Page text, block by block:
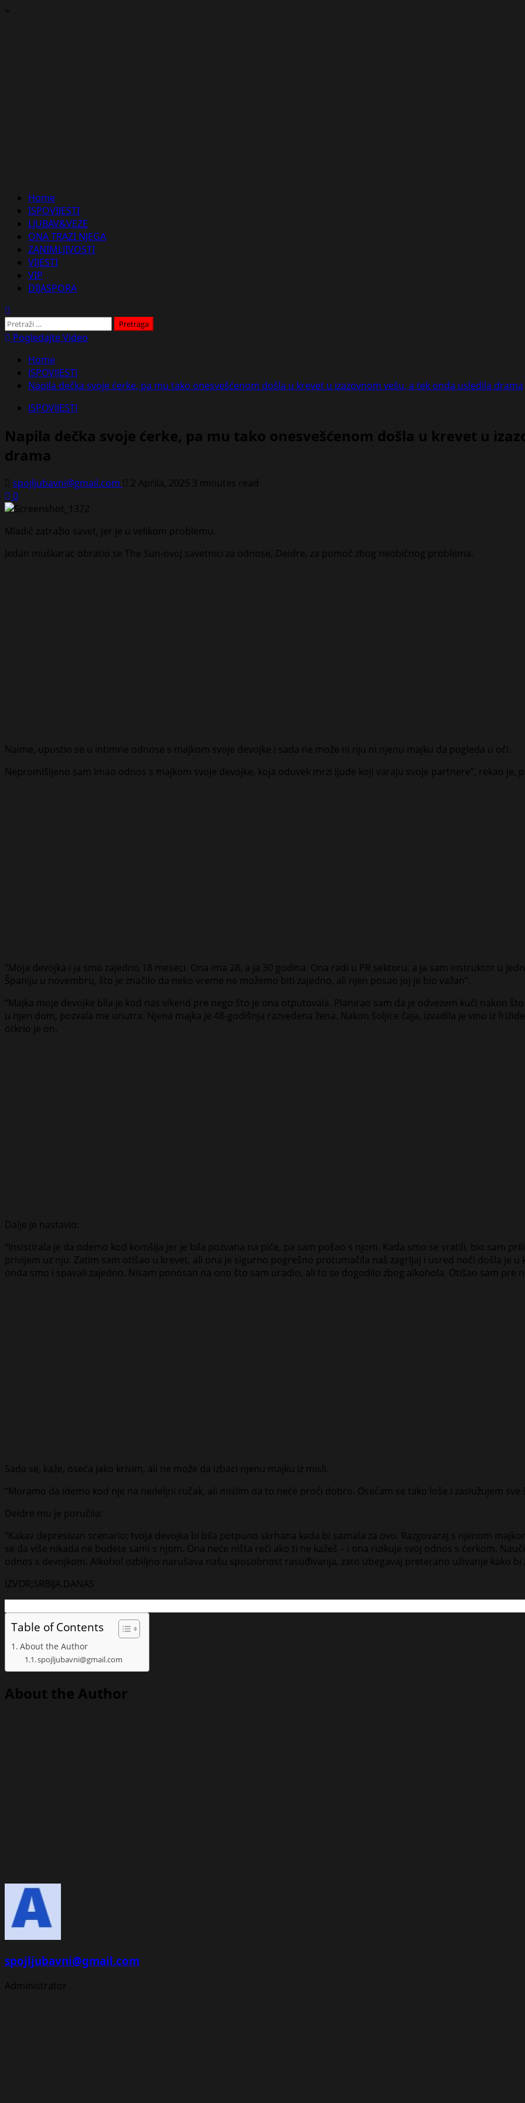
Skip
=
Primary
Menu
Home
ISPOVIJESTI
LJUBAV&VEZE
ONA TRAZI NJEGA
ZANIMLJIVOSTI
VIJESTI
VIP
DIJASPORA
Pretraga:
Pogledajte Video
Home
ISPOVIJESTI
Napila dečka svoje ćerke, pa mu tako onesvešćenom došla u krevet u izazovnom vešu, a tek onda usledila drama
ISPOVIJESTI
Napila dečka svoje ćerke, pa mu tako onesvešćenom došla u krevet u
drama
spojljubavni@gmail.com 2 Aprila, 2025 3 minutes read
0
Mladić zatražio savet, jer je u velikom problemu.
Jedan muškarac obratio se The Sun-ovoj savetnici za odnose, Deidre, za pomoć zbog neobičnog problema.
Naime, upustio se u intimne odnose s majkom svoje devojke i sada ne može ni nju ni njenu majku da pogleda u oči.
Nepromišljeno sam imao odnos s majkom svoje devojke, koja oduvek mrzi ljude koji varaju svoje partnere”, rekao je,
“Moja devojka i ja smo zajedno 18 meseci. Ona ima 28, a ja 30 godina. Ona radi u PR sektoru, a ja sam instruktor u
Španiju u novembru, što je značilo da neko vreme ne možemo biti zajedno, ali njen posao joj je bio važan”.
“Majka moje devojke bila je kod nas vikend pre nego što je ona otputovala. Planirao sam da je odvezem kući nakon
u njen dom, pozvala me unutra. Njena majka je 48-godišnja razvedena žena. Nakon šoljice čaja, izvadila je vino iz
otkrio je on.
Dalje je nastavio:
“Insistirala je da odemo kod komšija jer je bila pozvana na piće, pa sam pošao s njom. Kada smo se vratili, bio sam
privijem uz nju. Zatim sam otišao u krevet, ali ona je sigurno pogrešno protumačila naš zagrljaj i usred noći došla je
onda smo i spavali zajedno. Nisam ponosan na ono što sam uradio, ali to se dogodilo zbog alkohola. Otišao sam pre
Sada se, kaže, oseća jako krivim, ali ne može da izbaci njenu majku iz misli.
“Moramo da idemo kod nje na nedeljni ručak, ali mislim da to neće proći dobro. Osećam se tako loše i zaslužujem sve
Deidre mu je poručila:
“Kakav depresivan scenario; tvoja devojka bi bila potpuno skrhana kada bi saznala za ovo. Razgovaraj s njenom
se da više nikada ne budete sami s njom. Ona neće ništa reći ako ti ne kažeš – i ona rizikuje svoj odnos s ćerkom.
odnos s devojkom. Alkohol ozbiljno narušava našu sposobnost rasuđivanja, zato izbegavaj preterano uživanje kako
IZVOR;SRBIJA.DANAS
Table of Contents
About the Author
spojljubavni@gmail.com
About the Author
spojljubavni@gmail.com
Administrator